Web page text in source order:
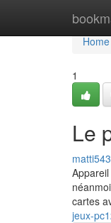
Home
Home
1
Le
cartes
jeux-